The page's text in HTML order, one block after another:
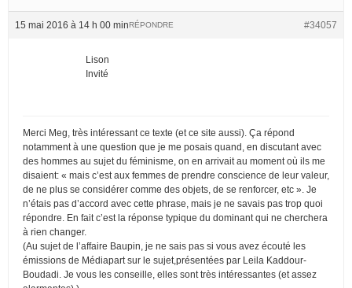
15 mai 2016 à 14 h 00 min #34057
RÉPONDRE
Lison
Invité
Merci Meg, très intéressant ce texte (et ce site aussi). Ça répond
notamment à une question que je me posais quand, en discutant avec
des hommes au sujet du féminisme, on en arrivait au moment où ils me
disaient: « mais c’est aux femmes de prendre conscience de leur valeur,
de ne plus se considérer comme des objets, de se renforcer, etc ». Je
n’étais pas d’accord avec cette phrase, mais je ne savais pas trop quoi
répondre. En fait c’est la réponse typique du dominant qui ne cherchera
à rien changer.
(Au sujet de l’affaire Baupin, je ne sais pas si vous avez écouté les
émissions de Médiapart sur le sujet,présentées par Leila Kaddour-
Boudadi. Je vous les conseille, elles sont très intéressantes (et assez